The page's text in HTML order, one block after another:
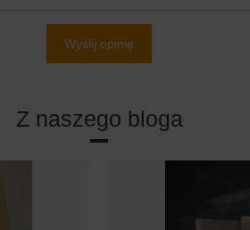
Wyślij opinię
Z naszego bloga